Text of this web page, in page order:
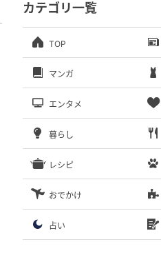
カテゴリ一覧
TOP
マンガ
エンタメ
暮らし
レシピ
おでかけ
占い